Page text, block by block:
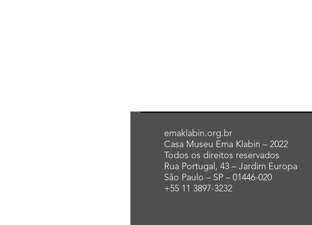
emaklabin.org.br
Casa Museu Ema Klabin – 2022
Todos os direitos reservados
Rua Portugal, 43 – Jardim Europa
São Paulo – SP – 01446-020
+55 11 3897-3232